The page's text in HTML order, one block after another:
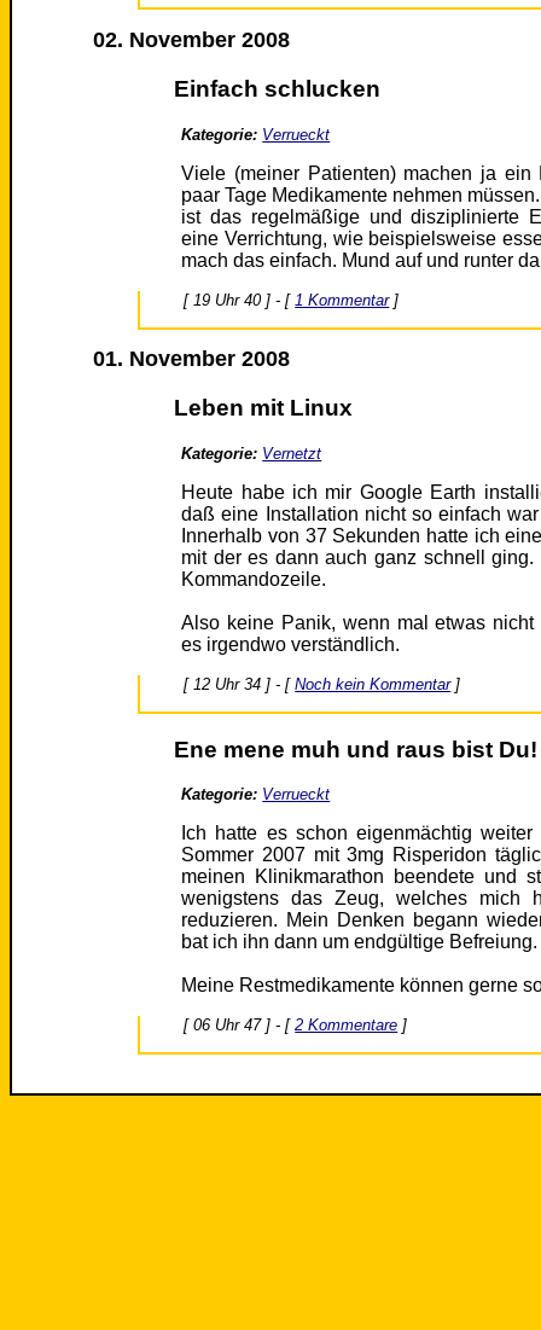
02. November 2008
Einfach schlucken
Kategorie: Verrueckt
Viele (meiner Patienten) machen ja
paar Tage Medikamente nehmen
ist das regelmäßige und disziplinierte
eine Verrichtung, wie beispielsweise
mach das einfach. Mund auf und runter
[ 19 Uhr 40 ] - [ 1 Kommentar]
01. November 2008
Leben mit Linux
Kategorie: Vernetzt
Heute habe ich mir Google Earth
daß eine Installation nicht so einfach
Innerhalb von 37 Sekunden hatte ich
mit der es dann auch ganz schnell
Kommandozeile.
Also keine Panik, wenn mal etwas nicht
es irgendwo verständlich.
[ 12 Uhr 34 ] - [Noch kein Kommentar]
Ene mene muh und raus bist Du!
Kategorie: Verrueckt
Ich hatte es schon eigenmächtig
Sommer 2007 mit 3mg Risperidon
meinen Klinikmarathon beendete und
wenigstens das Zeug, welches mich
reduzieren. Mein Denken begann
bat ich ihn dann um endgültige
Meine Restmedikamente können gerne
[ 06 Uhr 47 ] - [2 Kommentare ]